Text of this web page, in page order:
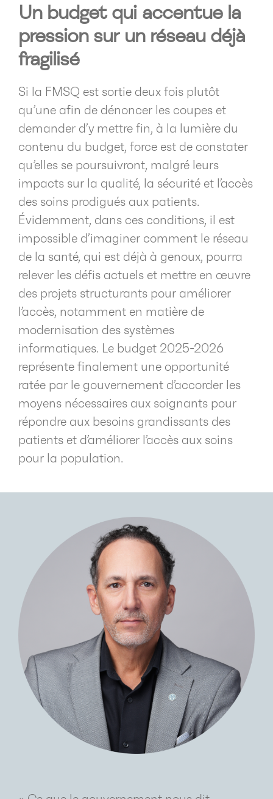
Un budget qui accentue la
pression sur un réseau déjà
fragilisé
Si la FMSQ est sortie deux fois plutôt
qu’une afin de dénoncer les coupes et
demander d’y mettre fin, à la lumière du
contenu du budget, force est de constater
qu’elles se poursuivront, malgré leurs
impacts sur la qualité, la sécurité et l’accès
des soins prodigués aux patients.
Évidemment, dans ces conditions, il est
impossible d’imaginer comment le réseau
de la santé, qui est déjà à genoux, pourra
relever les défis actuels et mettre en œuvre
des projets structurants pour améliorer
l’accès, notamment en matière de
modernisation des systèmes
informatiques. Le budget 2025-2026
représente finalement une opportunité
ratée par le gouvernement d’accorder les
moyens nécessaires aux soignants pour
répondre aux besoins grandissants des
patients et d’améliorer l’accès aux soins
pour la population.